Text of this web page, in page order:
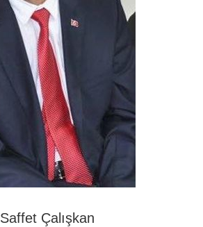
Saffet Çalışkan